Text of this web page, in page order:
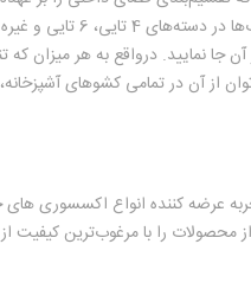
نیاز داشته باشید باید خشاب‌‌های بیشتری تهیه کنید تا
نمایید. درواقع به هر میزان که
آن در تمامی کشوهای آشپزخانه،
عرضه کننده انواع اکسسوری های
محصولات را با مرغوب‌ترین کیفیت